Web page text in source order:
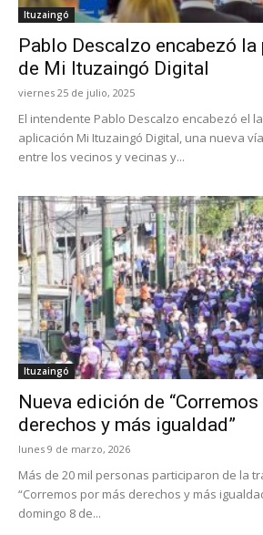
Ituzaingó
Pablo Descalzo encabezó
de Mi Ituzaingó Digital
viernes 25 de julio, 2025
El intendente Pablo Descalzo encabezó el
aplicación Mi Ituzaingó Digital, una nueva
entre los vecinos y vecinas y...
Ituzaingó
Nueva edición de
derechos y más igualdad”
lunes 9 de marzo, 2026
Más de 20 mil personas participaron de la
“Corremos por más derechos y más
domingo 8 de...